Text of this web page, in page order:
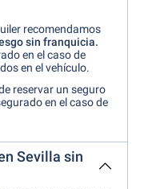
recomendamos
sin franquicia.
en el caso de
en el vehículo.
reservar un seguro
en el caso de
Sevilla sin